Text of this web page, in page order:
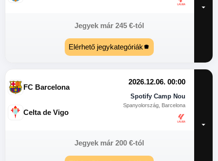
Jegyek már 245 €-tól
Elérhető jegykategóriák
FC Barcelona
2026.12.06. 00:00
Spotify Camp Nou
Spanyolország, Barcelona
Celta de Vigo
Jegyek már 200 €-tól